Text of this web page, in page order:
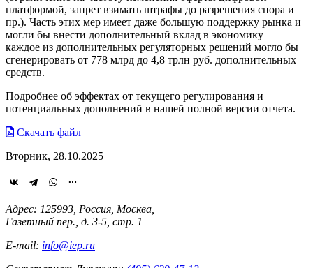
платформой, запрет взимать штрафы до разрешения спора и
пр.). Часть этих мер имеет даже большую поддержку рынка и
могли бы внести дополнительный вклад в экономику —
каждое из дополнительных регуляторных решений могло бы
сгенерировать от 778 млрд до 4,8 трлн руб. дополнительных
средств.
Подробнее об эффектах от текущего регулирования и
потенциальных дополнений в нашей полной версии отчета.
Скачать файл
Вторник, 28.10.2025
Адрес: 125993, Россия, Москва,
Газетный пер., д. 3-5, стр. 1
E-mail: info@iep.ru